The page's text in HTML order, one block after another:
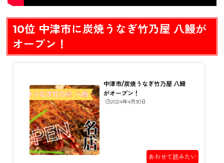
10位 中津市に炭焼うなぎ竹乃屋 八鰻が
オープン！
中津市/炭焼うなぎ竹乃屋 八鰻
がオープン！
🕒️2024年4月30日
あわせて読みたい